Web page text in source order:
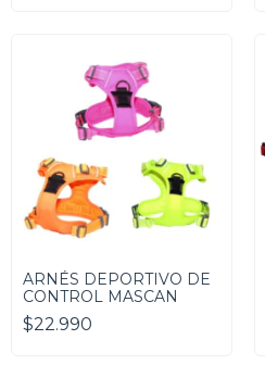
ARNÉS DEPORTIVO DE
CONTROL MASCAN
$22.990